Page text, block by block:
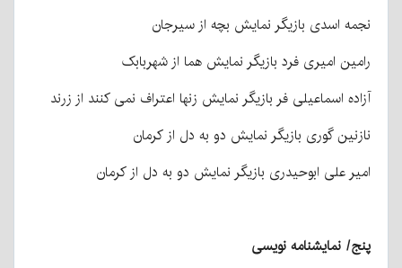
نجمه اسدی بازیگر نمایش بچه از سیرجان
رامین امیری فرد بازیگر نمایش هما از شهربابک
آزاده اسماعیلی فر بازیگر نمایش زنها اعتراف نمی کنند از زرند
نازنین گوری بازیگر نمایش دو به دل از کرمان
امیر علی ابوحیدری بازیگر نمایش دو به دل از کرمان
پنج/ نمایشنامه نویسی